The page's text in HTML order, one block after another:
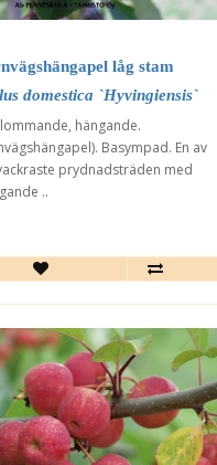
låg stam
domestica `Hyvingiensis`
hängande.
Basympad. En av
prydnadsträden med
..